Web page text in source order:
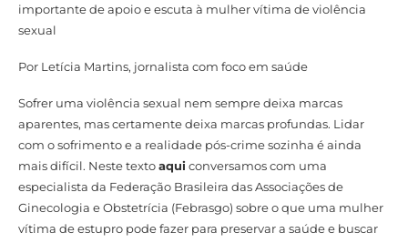
importante de apoio e escuta à mulher vítima de violência
sexual
Por Letícia Martins, jornalista com foco em saúde
Sofrer uma violência sexual nem sempre deixa marcas
aparentes, mas certamente deixa marcas profundas. Lidar
com o sofrimento e a realidade pós-crime sozinha é ainda
mais difícil. Neste textoaquiconversamos com uma
especialista da Federação Brasileira das Associações de
Ginecologia e Obstetrícia (Febrasgo) sobre o que uma mulher
vítima de estupro pode fazer para preservar a saúde e buscar